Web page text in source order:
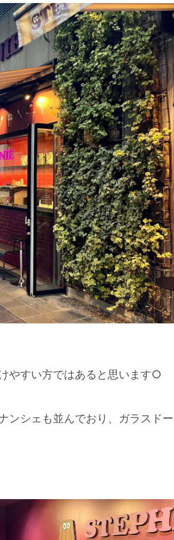
やすい方ではあると思います○
ンシェも並んでおり、ガラスドー